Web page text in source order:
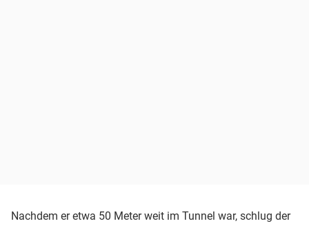
Nachdem er etwa 50 Meter weit im Tunnel war, schlug der